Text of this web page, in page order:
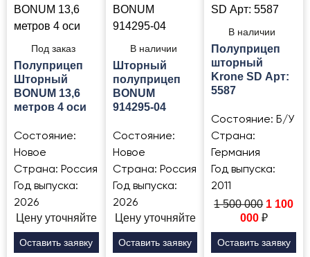
Под заказ
Полуприцеп
Шторный
BONUM 13,6
метров 4 оси
Состояние:
Новое
Страна: Россия
Год выпуска:
2026
Цену уточняйте
Оставить заявку
В наличии
Шторный
полуприцеп
BONUM
914295-04
Состояние:
Новое
Страна: Россия
Год выпуска:
2026
Цену уточняйте
Оставить заявку
В наличии
Полуприцеп
шторный
Krone SD Арт:
5587
Состояние: Б/У
Страна:
Германия
Год выпуска:
2011
1 500 000 1 100
000 ₽
Оставить заявку